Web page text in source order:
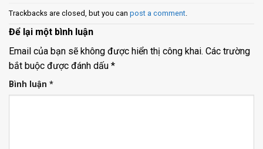
Trackbacks are closed, but you can post a comment
Để lại một bình luận
Email của bạn sẽ không được hiển thị công khai. Các trường
bắt buộc được đánh dấu *
Bình luận *